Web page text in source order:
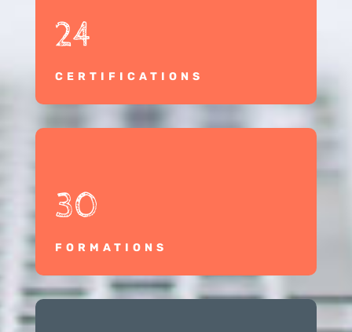
24
CERTIFICATIONS
30
FORMATIONS